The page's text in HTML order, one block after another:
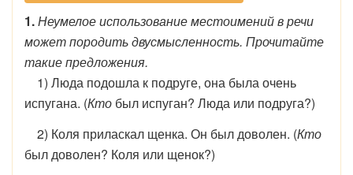
1.Неумелое использование местоимений в речи
может породить двусмысленность. Прочитайте
такие предложения.
1) Люда подошла к подруге, она была очень
испугана. (Кто был испуган? Люда или подруга?)
2) Коля приласкал щенка. Он был доволен. (Кто
был доволен? Коля или щенок?)